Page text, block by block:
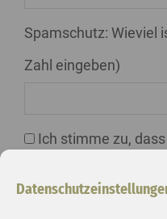
Spamschutz: Wieviel
Zahl eingeben)
Ich stimme zu,
Anfrage erhoben und